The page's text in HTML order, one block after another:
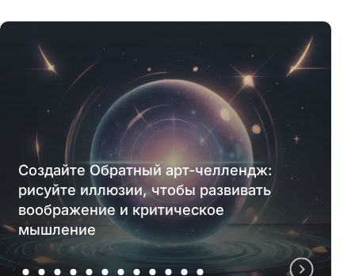
Создайте Обратный арт-челлендж:
рисуйте иллюзии, чтобы развивать
воображение и критическое
мышление